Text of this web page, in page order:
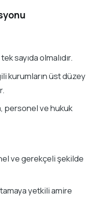
sayıda olmalıdır.
kurumların üst düzey
personel ve hukuk
ve gerekçeli şekilde
yetkili amire